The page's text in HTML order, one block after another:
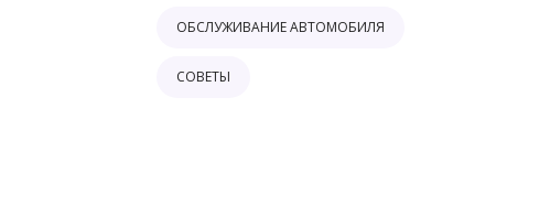
ОБСЛУЖИВАНИЕ АВТОМОБИЛЯ
СОВЕТЫ